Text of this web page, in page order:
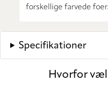
forskellige farvede foer.
Specifikationer
Hvorfor